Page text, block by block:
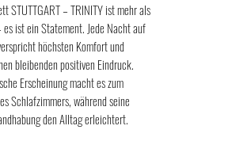
STUTTGART – TRINITY ist mehr als
ist ein Statement. Jede Nacht auf
höchsten Komfort und
bleibenden positiven Eindruck.
Erscheinung macht es zum
Schlafzimmers, während seine
den Alltag erleichtert.